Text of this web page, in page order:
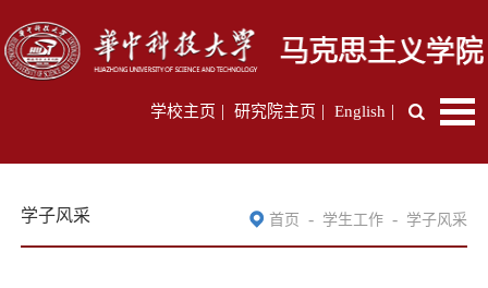
学校主页 | 研究院主页 | English |
学子风采 首页 - 学生工作 - 学子风采